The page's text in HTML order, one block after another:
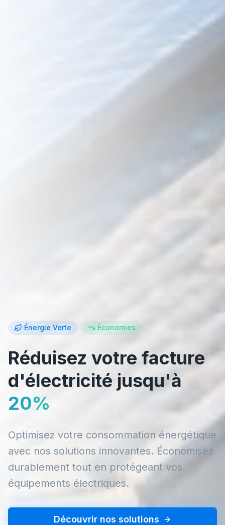
Énergie Verte Économies
Réduisez votre facture
d'électricité jusqu'à
20%
Optimisez votre consommation énergétique
avec nos solutions innovantes. Économisez
durablement tout en protégeant vos
équipements électriques.
Découvrir nos solutions